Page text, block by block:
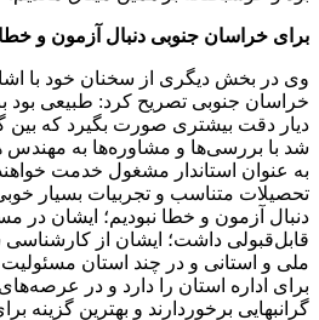
برای خراسان جنوبی ‌دنبال آزمون و خطا
وی در بخش دیگری از سخنان خود با
خراسان جنوبی تصریح کرد: ‌طبیعی بود
دیار دقت بیشتری صورت بگیرد که بین
شد با بررسی‌ها و مشاوره‌ها به مهندس
به عنوان استاندار مشغول خدمت
تحصیلات متناسب و تجربیات بسیار
‌دنبال آزمون و خطا نبودیم؛ ایشان در
قابل‌قبولی داشت؛ ایشان از
ملی و استانی و در چند استان مسئولیت
برای اداره استان را دارد و در
گرانبهایی برخوردارند و بهترین گزینه